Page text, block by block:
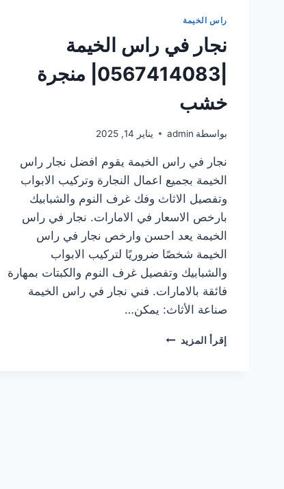
راس الخيمة
نجار في راس الخيمة
|0567414083| منجرة
خشب
بواسطة admin يناير 14, 2025
نجار في راس الخيمة يقوم افضل نجار راس
الخيمة بجميع اعمال النجارة وتركيب الابواب
وتفصيل الاثاث وفك غرف النوم والشبابيك
بارخص الاسعار في الامارات. نجار في راس
الخيمة يعد احسن وارخص نجار في راس
الخيمة شخصًا ضروريًا لتركيب الابواب
والشبابيك وتفصيل غرف النوم والكبتات بمهارة
فائقة بالامارات. فني نجار في راس الخيمة
صناعة الأثاث: يمكن…
إقرأ المزيد نجار